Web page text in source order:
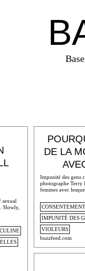
sexual
Slowly,
DE LA
Impunité des gens
photographe Terry
femmes avec
CONSENTEMENT
IMPUNITÉ DES
VIOLEURS
buzzfeed.com